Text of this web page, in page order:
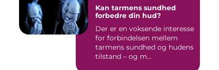
Kan tarmens sundhed
forbedre din hud?
Der er en voksende interesse
for forbindelsen mellem
tarmens sundhed og hudens
tilstand – og m...